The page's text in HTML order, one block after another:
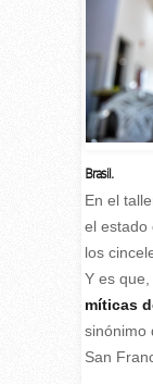
Brasil.
En el
el estado
los
Y es
míticas
sinónimo
San